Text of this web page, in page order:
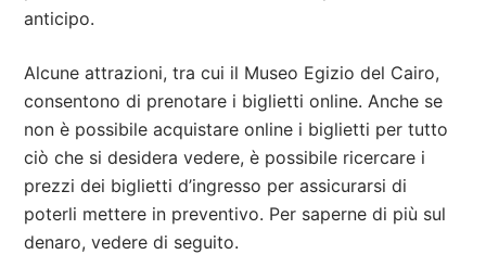
anticipo.
Alcune attrazioni, tra cui il Museo Egizio del Cairo,
consentono di prenotare i biglietti online. Anche se
non è possibile acquistare online i biglietti per tutto
ciò che si desidera vedere, è possibile ricercare i
prezzi dei biglietti d’ingresso per assicurarsi di
poterli mettere in preventivo. Per saperne di più sul
denaro, vedere di seguito.